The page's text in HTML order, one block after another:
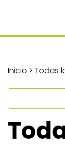
Inicio > Todas